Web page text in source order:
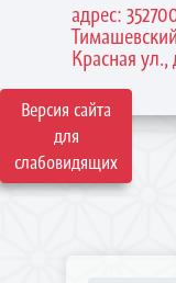
Версия сайта
для
слабовидящих
адрес:
Красная ул.,